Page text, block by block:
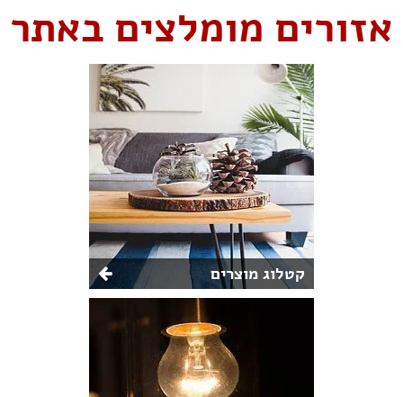
אזורים מומלצים באתר
קטלוג מוצרים